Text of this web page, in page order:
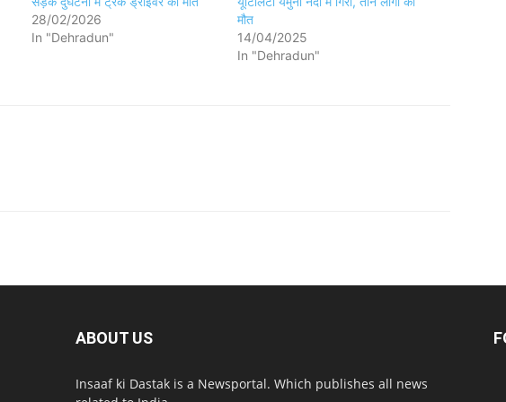
28/02/2026
In "Dehradun"
मौत
14/04/2025
In "Dehradun"
ABOUT US
Insaaf ki Dastak is a Newsportal. Which publishes all news